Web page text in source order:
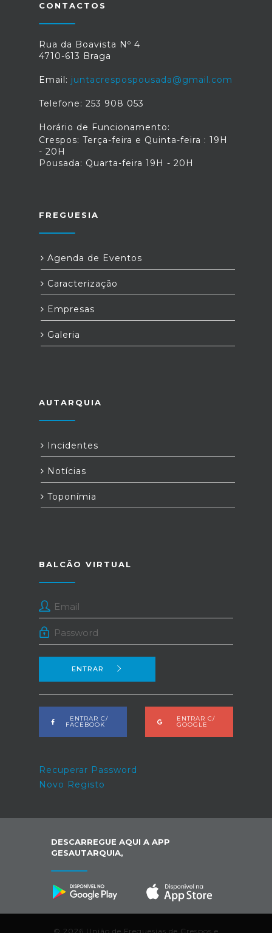
CONTACTOS
Rua da Boavista Nº 4
4710-613 Braga
Email: juntacrespospousada@gmail.com
Telefone: 253 908 053
Horário de Funcionamento:
Crespos: Terça-feira e Quinta-feira : 19H
- 20H
Pousada: Quarta-feira 19H - 20H
FREGUESIA
Agenda de Eventos
Caracterização
Empresas
Galeria
AUTARQUIA
Incidentes
Notícias
Toponímia
BALCÃO VIRTUAL
ENTRAR
ENTRAR C/
FACEBOOK
ENTRAR C/
GOOGLE
Recuperar Password
Novo Registo
DESCARREGUE AQUI A APP
GESAUTARQUIA,
© 2026 União de Freguesias de Crespos e